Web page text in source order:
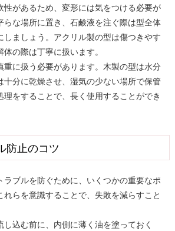
性があるため、変形には気をつける必要が
らな場所に置き、石鹸液を注ぐ際は型全体
しましょう。アクリル製の型は傷つきやす
の際は丁寧に扱います。
重に扱う必要があります。木製の型は水分
十分に乾燥させ、湿気の少ない場所で保管
理をすることで、長く使用することができ
防止のコツ
ブルを防ぐために、いくつかの重要なポ
らを意識することで、失敗を減らすこと
込む前に、内側に薄く油を塗っておく